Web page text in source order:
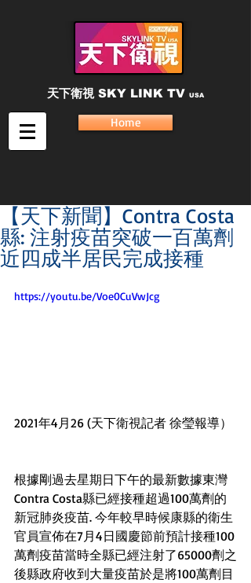
天下衛視 SKY LINK TV USA
Home
【天下新聞】Contra Costa
縣: 注射疫苗突破一百萬劑
近四成半居民完成接種
https://youtu.be/Voe0CuVwJcg
2021年4月26 (天下衛視記者 徐瑩報導）
根據剛過去星期日下午的最新數據東灣
Contra Costa縣已經接種超過100萬劑的
新冠肺炎疫苗. 今年較早時候康縣的衛生
官員宣佈在7月4日國慶節前預計接種100
萬劑疫苗當時全縣已經注射了65000劑之
後縣政府收到大量疫苗於是將100萬劑目